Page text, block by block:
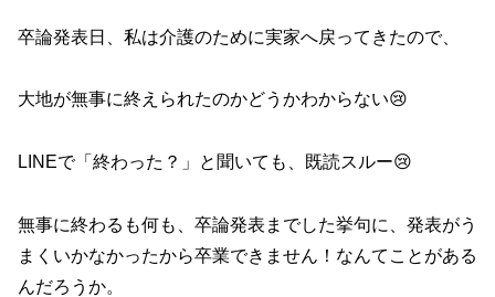
卒論発表日、私は介護のために実家へ戻ってきたので、
大地が無事に終えられたのかどうかわからない😢
LINEで「終わった？」と聞いても、既読スルー😢
無事に終わるも何も、卒論発表までした挙句に、発表がう
まくいかなかったから卒業できません！なんてことがある
んだろうか。